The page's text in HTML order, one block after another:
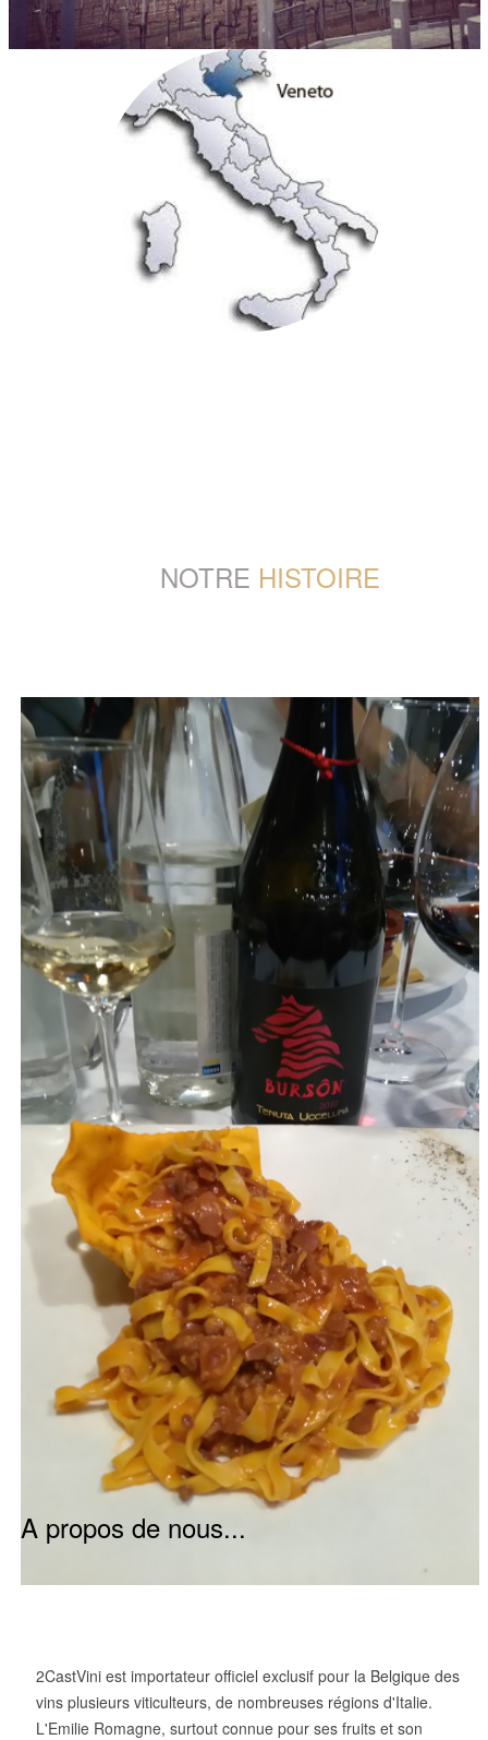
NOTRE HISTOIRE
A propos de nous...
2CastVini est importateur officiel exclusif pour la Belgique des
vins plusieurs viticulteurs, de nombreuses régions d'Italie.
L'Emilie Romagne, surtout connue pour ses fruits et son